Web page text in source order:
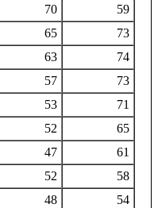
70
59
65
73
63
74
57
73
53
71
52
65
47
61
52
58
48
54